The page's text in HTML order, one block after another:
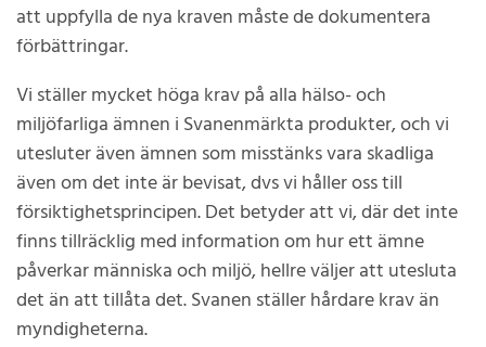
att uppfylla de nya kraven måste de dokumentera
förbättringar.
Vi ställer mycket höga krav på alla hälso- och
miljöfarliga ämnen i Svanenmärkta produkter, och vi
utesluter även ämnen som misstänks vara skadliga
även om det inte är bevisat, dvs vi håller oss till
försiktighetsprincipen. Det betyder att vi, där det inte
finns tillräcklig med information om hur ett ämne
påverkar människa och miljö, hellre väljer att utesluta
det än att tillåta det. Svanen ställer hårdare krav än
myndigheterna.